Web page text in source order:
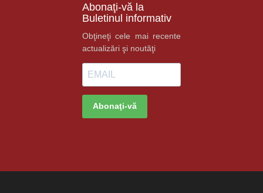
Abonaţi-vă la
Buletinul informativ
Obţineţi cele mai recente
actualizări şi noutăţi
Abonaţi-vă